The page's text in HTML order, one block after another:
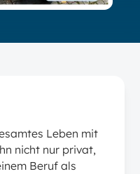
Leben mit
nicht nur privat,
Beruf als